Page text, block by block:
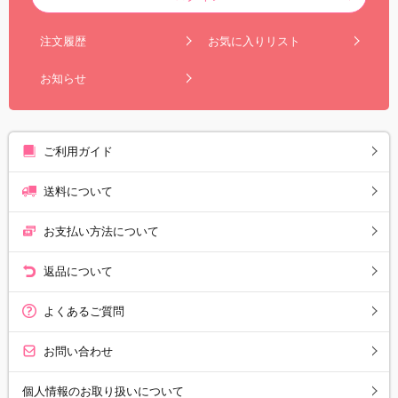
注文履歴 お気に入りリスト
お知らせ
ご利用ガイド
送料について
お支払い方法について
返品について
よくあるご質問
お問い合わせ
個人情報のお取り扱いについて